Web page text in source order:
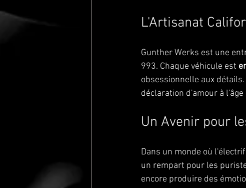
L'Artisanat
Gunther Werks est une
993. Chaque véhicule est
obsessionnelle aux
déclaration d'amour à
Un Avenir pour
Dans un monde où
un rempart pour les
encore produire des